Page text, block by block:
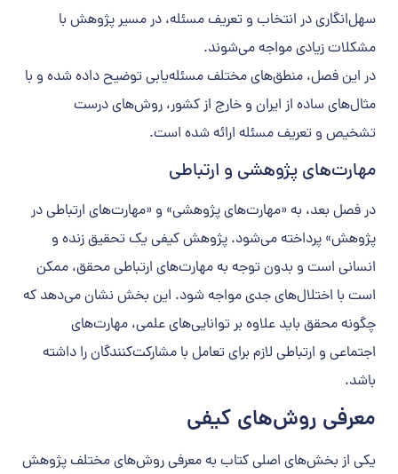
سهل‌انگاری در انتخاب و تعریف مسئله، در مسیر پژوهش با
مشکلات زیادی مواجه می‌شوند.
در این فصل، منطق‌های مختلف مسئله‌یابی توضیح داده شده و با
مثال‌های ساده از ایران و خارج از کشور، روش‌های درست
تشخیص و تعریف مسئله ارائه شده است.
مهارت‌های پژوهشی و ارتباطی
در فصل بعد، به «مهارت‌های پژوهشی» و «مهارت‌های ارتباطی در
پژوهش» پرداخته می‌شود. پژوهش کیفی یک تحقیق زنده و
انسانی است و بدون توجه به مهارت‌های ارتباطی محقق، ممکن
است با اختلال‌های جدی مواجه شود. این بخش نشان می‌دهد که
چگونه محقق باید علاوه بر توانایی‌های علمی، مهارت‌های
اجتماعی و ارتباطی لازم برای تعامل با مشارکت‌کنندگان را داشته
باشد.
معرفی روش‌های کیفی
یکی از بخش‌های اصلی کتاب به معرفی روش‌های مختلف پژوهش